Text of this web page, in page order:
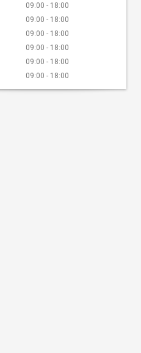
09:00
18:00
09:00
18:00
09:00
18:00
09:00
18:00
09:00
18:00
09:00 18:00